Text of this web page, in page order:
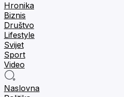
Hronika
Biznis
Društvo
Lifestyle
Svijet
Sport
Video
Naslovna